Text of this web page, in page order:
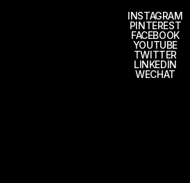
INSTAGRAM
PINTEREST
FACEBOOK
YOUTUBE
TWITTER
LINKEDIN
WECHAT